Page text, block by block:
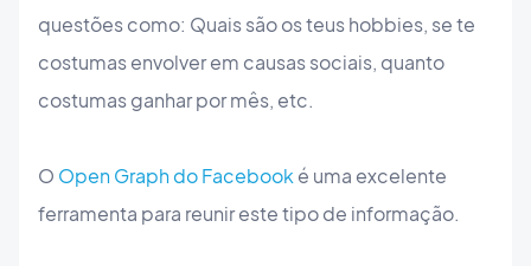
questões como: Quais são os teus hobbies, se te
costumas envolver em causas sociais, quanto
costumas ganhar por mês, etc.
O Open Graph do Facebook é uma excelente
ferramenta para reunir este tipo de informação.